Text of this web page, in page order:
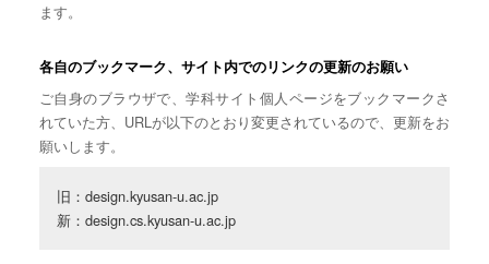
ます。
各自のブックマーク、サイト内でのリンクの更新のお願い
ご自身のブラウザで、学科サイト個人ページをブックマークさ
れていた方、URLが以下のとおり変更されているので、更新をお
願いします。
旧：design.kyusan-u.ac.jp
新：design.cs.kyusan-u.ac.jp